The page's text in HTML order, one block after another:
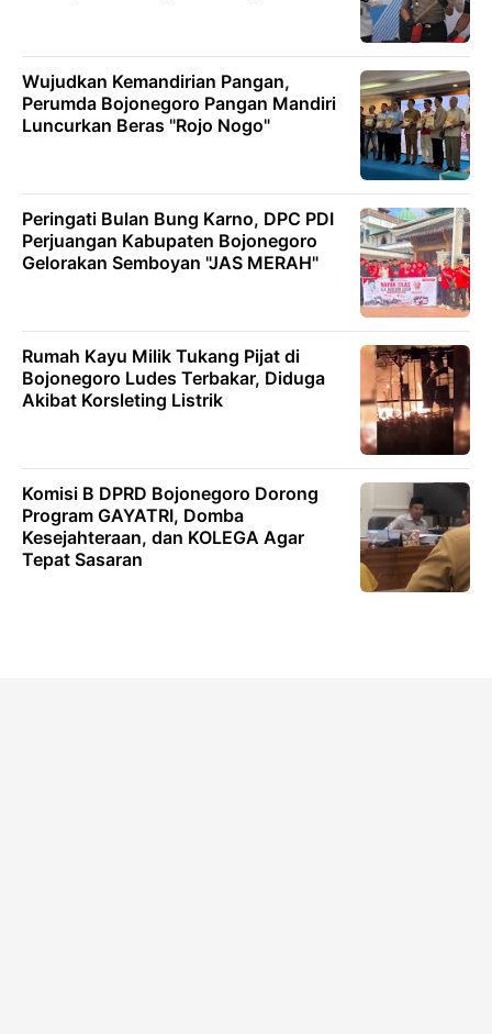
Wujudkan Kemandirian Pangan,
Perumda Bojonegoro Pangan Mandiri
Luncurkan Beras "Rojo Nogo"
Peringati Bulan Bung Karno, DPC PDI
Perjuangan Kabupaten Bojonegoro
Gelorakan Semboyan "JAS MERAH"
Rumah Kayu Milik Tukang Pijat di
Bojonegoro Ludes Terbakar, Diduga
Akibat Korsleting Listrik
Komisi B DPRD Bojonegoro Dorong
Program GAYATRI, Domba
Kesejahteraan, dan KOLEGA Agar
Tepat Sasaran